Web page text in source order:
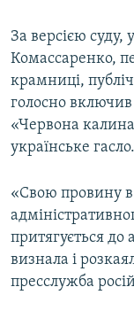
СВІДЧЕННЯ
УКРАЇНСЬКА
ІНФОГРАФІКА
Qırımtatar
ДОЛУЧАЙСЯ!
Усі сайти RFE/
За версією суду,
Комассаренко,
крамниці,
голосно включив
«Червона
українське гасло.
«Свою провину в
притягується до
визнала і
пресслужба